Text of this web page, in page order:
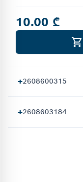
10.00 ₾
+2608600315
+2608603184